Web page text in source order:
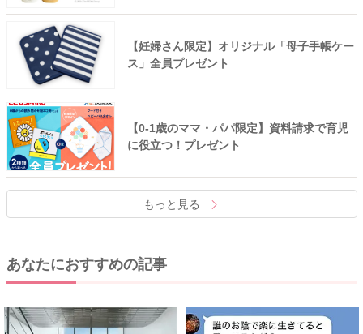
【妊婦さん限定】オリジナル「母子手帳ケー
ス」全員プレゼント
【0-1歳のママ・パパ限定】資料請求で育児
に役立つ！プレゼント
もっと見る
あなたにおすすめの記事